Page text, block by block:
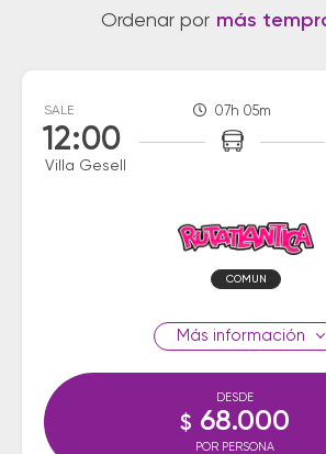
Ordenar por más
SALE
12:00
Villa Gesell
07h 05m
COMUN
información
DESDE
$ 68.000
POR PERSONA